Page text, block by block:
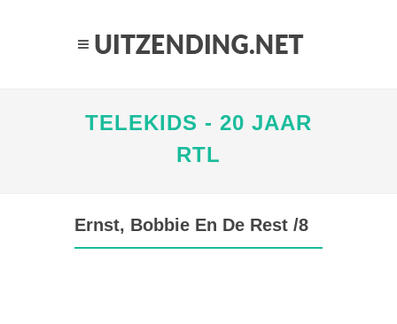
TELEKIDS - 20 JAAR
RTL
Ernst, Bobbie En De Rest /8